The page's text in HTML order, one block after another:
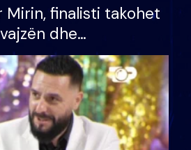
Mirin, finalisti takohet
dhe
S’kemi ndonjë letër